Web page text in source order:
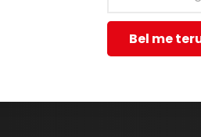
Bel me